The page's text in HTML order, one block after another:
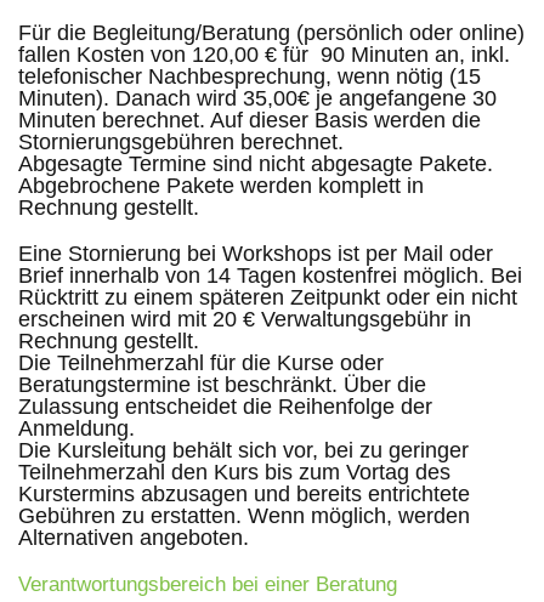
Für die Begleitung/Beratung (persönlich oder online)
fallen Kosten von 120,00 € für 90 Minuten an, inkl.
telefonischer Nachbesprechung, wenn nötig (15
Minuten). Danach wird 35,00€ je angefangene 30
Minuten berechnet. Auf dieser Basis werden die
Stornierungsgebühren berechnet.
Abgesagte Termine sind nicht abgesagte Pakete.
Abgebrochene Pakete werden komplett in
Rechnung gestellt.
Eine Stornierung bei Workshops ist per Mail oder
Brief innerhalb von 14 Tagen kostenfrei möglich. Bei
Rücktritt zu einem späteren Zeitpunkt oder ein nicht
erscheinen wird mit 20 € Verwaltungsgebühr in
Rechnung gestellt.
Die Teilnehmerzahl für die Kurse oder
Beratungstermine ist beschränkt. Über die
Zulassung entscheidet die Reihenfolge der
Anmeldung.
Die Kursleitung behält sich vor, bei zu geringer
Teilnehmerzahl den Kurs bis zum Vortag des
Kurstermins abzusagen und bereits entrichtete
Gebühren zu erstatten. Wenn möglich, werden
Alternativen angeboten.
Verantwortungsbereich bei einer Beratung